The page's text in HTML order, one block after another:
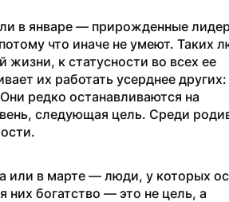
в январе — прирожденные
что иначе не умеют. Таких
жизни, к статусности во всех ее
их работать усерднее
редко останавливаются на
следующая цель. Среди
или в марте — люди, у которых
богатство — это не цель, а